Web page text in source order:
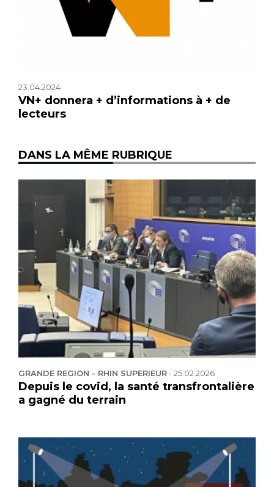
23.04.2024
VN+ donnera + d’informations à + de
lecteurs
DANS LA MÊME RUBRIQUE
GRANDE REGION - RHIN SUPERIEUR-25.02.2026
Depuis le covid, la santé transfrontalière
a gagné du terrain